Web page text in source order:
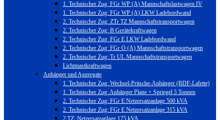
1. Technischer Zug: FGr WP (A) Mannschaftslastwagen IV
1. Technischer Zug: FGr WP (A) LKW Ladebordwand
2. Technischer Zug: ZTr TZ Mannschaftstransportwagen
2. Technischer Zug: B Gerätekraftwagen
2. Technischer Zug: FGr E LKW Ladebordwand
2. Technischer Zug: FGr O (A) Mannschaftstransportwagen
2. Technischer Zug: Tr UL Mannschaftstransportwagen
Lichtmastkraftwagen
Anhänger und Aggregate
1. Technischer Zug: Wechsel-Pritsche-Anhänger (BDF-Lafette)
1. Technischer Zug: Anhänger Plane + Spriegel 5 Tonnen
2. Technischer Zug: FGr E Netzersatzanlage 500 kVA
2. Technischer Zug: FGr E Netzersatzanlage 315 kVA
2 TZ: Netzersatzanlage 175 kVA